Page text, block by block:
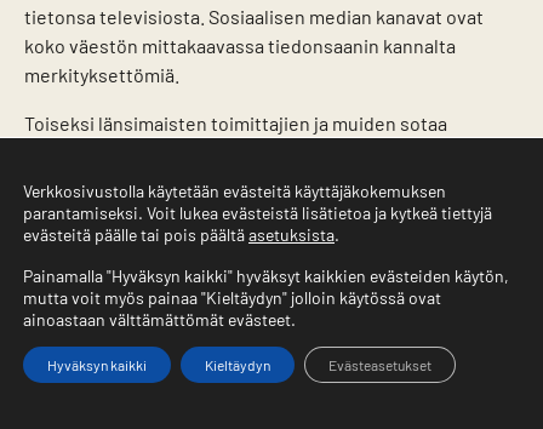
tietonsa televisiosta. Sosiaalisen median kanavat ovat
koko väestön mittakaavassa tiedonsaanin kannalta
merkityksettömiä.
Toiseksi länsimaisten toimittajien ja muiden sotaa
millaista propagandaa Venäjällä levitetään. Siksi
tempauksen vaikutus on kovimmillaan lännessä – ja
vaikutus on haitallinen.
On esimerkiksi suomalaisten etu olla perillä siitä, miten
Suomesta Venäjällä kirjoitetaan. Jos Venäjällä alkaisi
systemaattinen suomalaisten mustamaalaaminen, olisi se
ilman muuta hälyttävä tieto turvallisuuden kannalta. Juuri
Verkkosivustolla käytetään evästeitä käyttäjäkokemuksen
parantamiseksi. Voit lukea evästeistä lisätietoa ja kytkeä tiettyjä
evästeitä päälle tai pois päältäasetuksista.
Painamalla "Hyväksyn kaikki" hyväksyt kaikkien evästeiden käytön,
mutta voit myös painaa "Kieltäydyn" jolloin käytössä ovat
ainoastaan välttämättömät evästeet.
Hyväksyn kaikki Kieltäydyn Evästeasetukset